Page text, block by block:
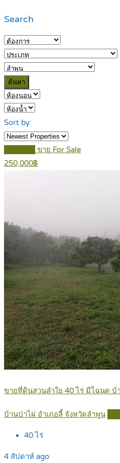
Search
ค้นหา
Sort by:
ขาย For Sale
250,000฿
ขายที่ดินสวนลำใย 40 ไร่ มีโฉนด
บ้านป่าไผ่ อำเภอลี้ จังหวัดลำพูน
40ไร่
4 สัปดาห์ ago